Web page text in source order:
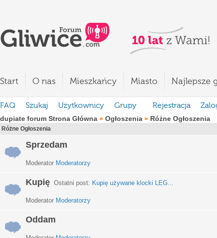
Start O nas Mieszkańcy Miasto Najlepsze
FAQ Szukaj Użytkownicy Grupy Rejestracja
dupiate forum Strona Główna » Ogłoszenia » Różne Ogłoszenia
Różne Ogłoszenia
Sprzedam
Moderator Moderatorzy
Kupię Ostatni post: Kupię używane klocki LEG...
Moderator Moderatorzy
Oddam